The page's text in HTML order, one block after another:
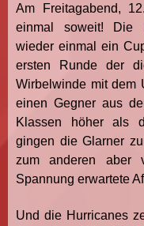
Am Freitagabend,
einmal soweit! Die
wieder einmal ein
ersten Runde der
Wirbelwinde mit dem
einen Gegner aus
Klassen höher als
gingen die Glarner
zum anderen aber
Spannung erwartete
Und die Hurricanes